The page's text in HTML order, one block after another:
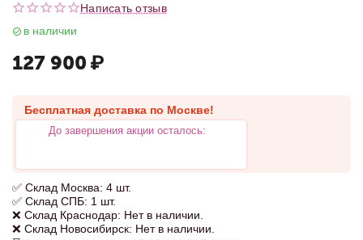
Написать отзыв
в наличии
127 900 ₽
Бесплатная доставка по Москве!
До завершения акции осталось:
✅ Склад Москва: 4 шт.
✅ Склад СПБ: 1 шт.
❌ Склад Краснодар: Нет в наличии.
❌ Склад Новосибирск: Нет в наличии.